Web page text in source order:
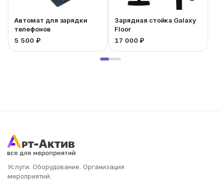
Автомат для зарядки
телефонов
5 500 ₽
Зарядная стойка Galaxy
Floor
17 000 ₽
Услуги. Оборудование. Организация
мероприятий.